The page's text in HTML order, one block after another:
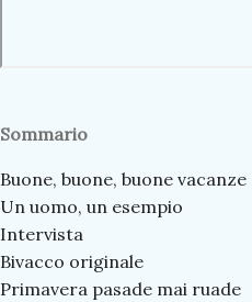
Sommario
Buone, buone, buone vacanze
Un uomo, un esempio
Intervista
Bivacco originale
Primavera pasade mai ruade